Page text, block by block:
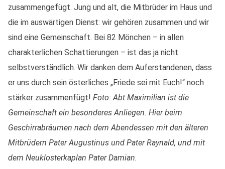
zusammengefügt. Jung und alt, die Mitbrüder im Haus und
die im auswärtigen Dienst: wir gehören zusammen und wir
sind eine Gemeinschaft. Bei 82 Mönchen – in allen
charakterlichen Schattierungen – ist das ja nicht
selbstverständlich. Wir danken dem Auferstandenen, dass
er uns durch sein österliches „Friede sei mit Euch!“ noch
stärker zusammenfügt! Foto: Abt Maximilian ist die
Gemeinschaft ein besonderes Anliegen. Hier beim
Geschirrabräumen nach dem Abendessen mit den älteren
Mitbrüdern Pater Augustinus und Pater Raynald, und mit
dem Neuklosterkaplan Pater Damian.